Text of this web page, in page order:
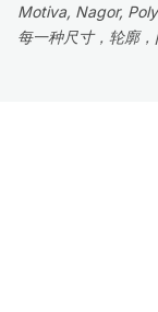
Motiva, Nagor,
每一种尺寸，轮廓，